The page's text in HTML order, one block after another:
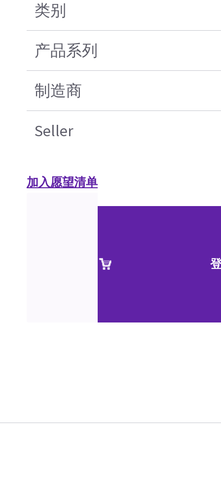
类别
产品系列
制造商
Seller
加入愿望清单